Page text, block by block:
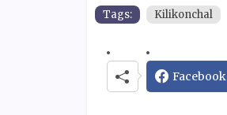
Tags: Kilikonchal
Facebook